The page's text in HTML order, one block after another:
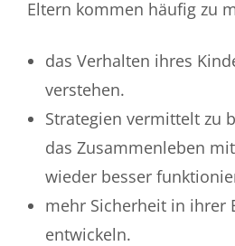
Eltern kommen häufig zu
das Verhalten ihres
verstehen.
Strategien vermittelt zu
das Zusammenleben
wieder besser
mehr Sicherheit in ihrer
entwickeln.